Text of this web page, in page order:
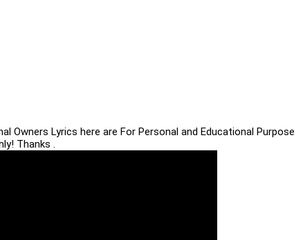
Owners Lyrics here are For Personal and Educational Purpose
Thanks .